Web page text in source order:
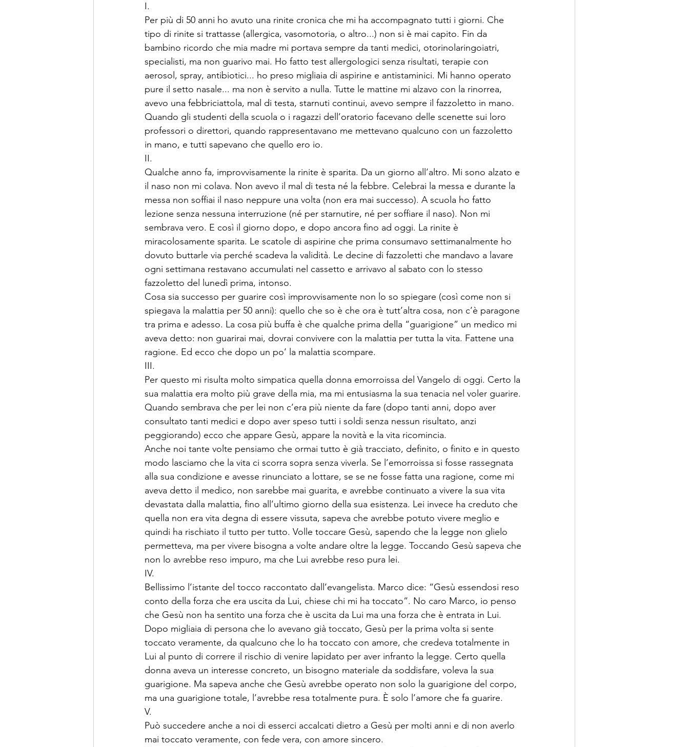
I.
Per più di 50 anni ho avuto una rinite cronica che mi ha accompagnato tutti i giorni. Che
tipo di rinite si trattasse (allergica, vasomotoria, o altro...) non si è mai capito. Fin da
bambino ricordo che mia madre mi portava sempre da tanti medici, otorinolaringoiatri,
specialisti, ma non guarivo mai. Ho fatto test allergologici senza risultati, terapie con
aerosol, spray, antibiotici... ho preso migliaia di aspirine e antistaminici. Mi hanno operato
pure il setto nasale... ma non è servito a nulla. Tutte le mattine mi alzavo con la rinorrea,
avevo una febbriciattola, mal di testa, starnuti continui, avevo sempre il fazzoletto in mano.
Quando gli studenti della scuola o i ragazzi dell’oratorio facevano delle scenette sui loro
professori o direttori, quando rappresentavano me mettevano qualcuno con un fazzoletto
in mano, e tutti sapevano che quello ero io.
II.
Qualche anno fa, improvvisamente la rinite è sparita. Da un giorno all’altro. Mi sono alzato e
il naso non mi colava. Non avevo il mal di testa né la febbre. Celebrai la messa e durante la
messa non soffiai il naso neppure una volta (non era mai successo). A scuola ho fatto
lezione senza nessuna interruzione (né per starnutire, né per soffiare il naso). Non mi
sembrava vero. E così il giorno dopo, e dopo ancora fino ad oggi. La rinite è
miracolosamente sparita. Le scatole di aspirine che prima consumavo settimanalmente ho
dovuto buttarle via perché scadeva la validità. Le decine di fazzoletti che mandavo a lavare
ogni settimana restavano accumulati nel cassetto e arrivavo al sabato con lo stesso
fazzoletto del lunedì prima, intonso.
Cosa sia successo per guarire così improvvisamente non lo so spiegare (così come non si
spiegava la malattia per 50 anni): quello che so è che ora è tutt’altra cosa, non c’è paragone
tra prima e adesso. La cosa più buffa è che qualche prima della “guarigione” un medico mi
aveva detto: non guarirai mai, dovrai convivere con la malattia per tutta la vita. Fattene una
ragione. Ed ecco che dopo un po’ la malattia scompare.
III.
Per questo mi risulta molto simpatica quella donna emorroissa del Vangelo di oggi. Certo la
sua malattia era molto più grave della mia, ma mi entusiasma la sua tenacia nel voler guarire.
Quando sembrava che per lei non c’era più niente da fare (dopo tanti anni, dopo aver
consultato tanti medici e dopo aver speso tutti i soldi senza nessun risultato, anzi
peggiorando) ecco che appare Gesù, appare la novità e la vita ricomincia.
Anche noi tante volte pensiamo che ormai tutto è già tracciato, definito, o finito e in questo
modo lasciamo che la vita ci scorra sopra senza viverla. Se l’emorroissa si fosse rassegnata
alla sua condizione e avesse rinunciato a lottare, se se ne fosse fatta una ragione, come mi
aveva detto il medico, non sarebbe mai guarita, e avrebbe continuato a vivere la sua vita
devastata dalla malattia, fino all’ultimo giorno della sua esistenza. Lei invece ha creduto che
quella non era vita degna di essere vissuta, sapeva che avrebbe potuto vivere meglio e
quindi ha rischiato il tutto per tutto. Volle toccare Gesù, sapendo che la legge non glielo
permetteva, ma per vivere bisogna a volte andare oltre la legge. Toccando Gesù sapeva che
non lo avrebbe reso impuro, ma che Lui avrebbe reso pura lei.
IV.
Bellissimo l’istante del tocco raccontato dall’evangelista. Marco dice: “Gesù essendosi reso
conto della forza che era uscita da Lui, chiese chi mi ha toccato”. No caro Marco, io penso
che Gesù non ha sentito una forza che è uscita da Lui ma una forza che è entrata in Lui.
Dopo migliaia di persona che lo avevano già toccato, Gesù per la prima volta si sente
toccato veramente, da qualcuno che lo ha toccato con amore, che credeva totalmente in
Lui al punto di correre il rischio di venire lapidato per aver infranto la legge. Certo quella
donna aveva un interesse concreto, un bisogno materiale da soddisfare, voleva la sua
guarigione. Ma sapeva anche che Gesù avrebbe operato non solo la guarigione del corpo,
ma una guarigione totale, l’avrebbe resa totalmente pura. È solo l’amore che fa guarire.
V.
Può succedere anche a noi di esserci accalcati dietro a Gesù per molti anni e di non averlo
mai toccato veramente, con fede vera, con amore sincero.